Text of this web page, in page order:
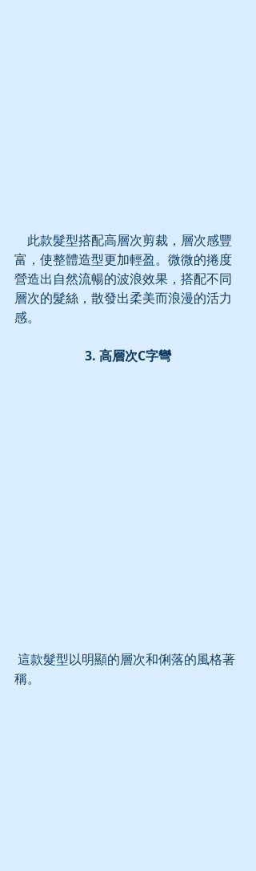
富，使整體造型更加輕盈。微微的捲度
營造出自然流暢的波浪效果，搭配不同
層次的髮絲，散發出柔美而浪漫的活力
感。
3. 高層次C字彎
稱。